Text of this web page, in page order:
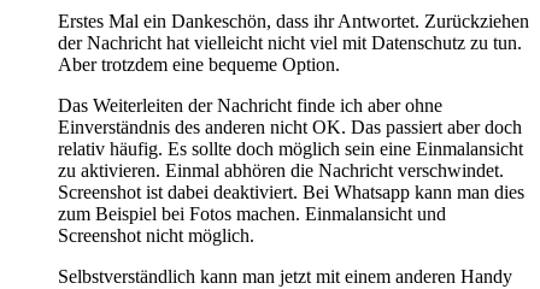
Erstes Mal ein Dankeschön, dass ihr Antwortet. Zurückziehen
der Nachricht hat vielleicht nicht viel mit Datenschutz zu tun.
Aber trotzdem eine bequeme Option.
Das Weiterleiten der Nachricht finde ich aber ohne
Einverständnis des anderen nicht OK. Das passiert aber doch
relativ häufig. Es sollte doch möglich sein eine Einmalansicht
zu aktivieren. Einmal abhören die Nachricht verschwindet.
Screenshot ist dabei deaktiviert. Bei Whatsapp kann man dies
zum Beispiel bei Fotos machen. Einmalansicht und
Screenshot nicht möglich.
Selbstverständlich kann man jetzt mit einem anderen Handy